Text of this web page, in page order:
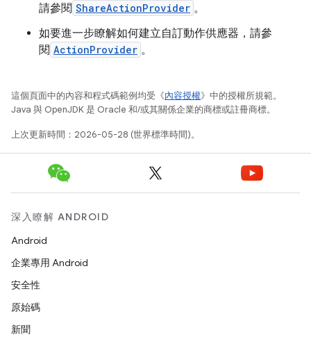
請參閱 ShareActionProvider 。
如要進一步瞭解如何建立自訂動作供應器，請參
閱 ActionProvider 。
這個頁面中的內容和程式碼範例均受《內容授權》中的授權所規範。
Java 與 OpenJDK 是 Oracle 和/或其關係企業的商標或註冊商標。
上次更新時間：2026-05-28 (世界標準時間)。
深入瞭解 ANDROID
Android
企業專用 Android
安全性
原始碼
新聞